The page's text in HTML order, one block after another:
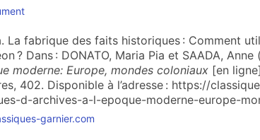
La fabrique des faits historiques : Comment
? Dans : DONATO, Maria Pia et SAADA, Anne
moderne: Europe, mondes coloniaux[en
402. Disponible à l’adresse : https://
d-archives-a-l-epoque-moderne-europe-
garnier.com